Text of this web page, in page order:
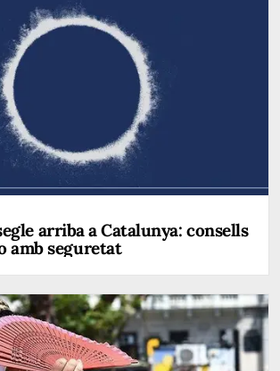
arriba a Catalunya: consells
amb seguretat